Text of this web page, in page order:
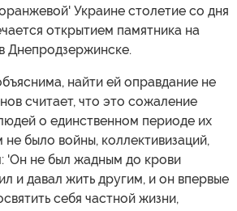
Украине столетие со дня
открытием памятника на
Днепродзержинске.
найти ей оправдание не
считает, что это сожаление
о единственном периоде их
было войны, коллективизаций,
'Он не был жадным до крови
и давал жить другим, и он впервые
себя частной жизни,